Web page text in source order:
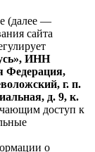
(далее —
сайта
ИНН
Федерация,
г. п.
д. 9, к.
доступ к
о